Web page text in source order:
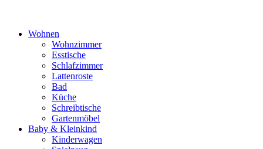
Wohnen
Wohnzimmer
Esstische
Schlafzimmer
Lattenroste
Bad
Küche
Schreibtische
Gartenmöbel
Baby & Kleinkind
Kinderwagen